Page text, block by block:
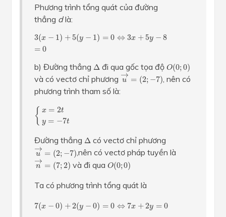
Phương trình tổng quát của đường
thẳng dlà:
3(x − 1) + 5(y − 1) = 0 ⇔ 3x + 5y − 8
= 0
3( 1) + 5 y− =0⇔ 3x + 5 y 8 =0
b) Đường thẳng Δ
Δ đi qua gốc tọa độ O(0;0)
O(0 0)
và có vectơ chỉ phương →
u = (2; −7)
u→=( 2;−7)
, nên có
phương trình tham số là:
{ x = 2t
y = −7t
{x y=
Đường thẳng Δ
Δ có vectơ chỉ phương
→
u = (2; −7)
u→ 2
,nên có vectơ pháp tuyền là
→
n = (7;2)
n→ (7;2
và đi qua O(0;0)
O(0;0)
Ta có phương trình tổng quát là
7(x − 0) +2(y − 0) = 0 ⇔ 7x +2y = 0
7(x 0)+ 2 y−0 =0⇔ 7x + 2 y= 0